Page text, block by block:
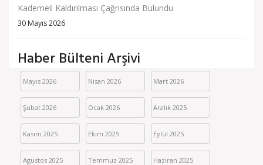
Kademeli Kaldırılması Çağrısında Bulundu
30 Mayıs 2026
Haber Bülteni Arşivi
Mayıs 2026 Nisan 2026 Mart 2026
Şubat 2026 Ocak 2026 Aralık 2025
Kasım 2025 Ekim 2025 Eylül 2025
Agustos 2025 Temmuz 2025 Haziran 2025